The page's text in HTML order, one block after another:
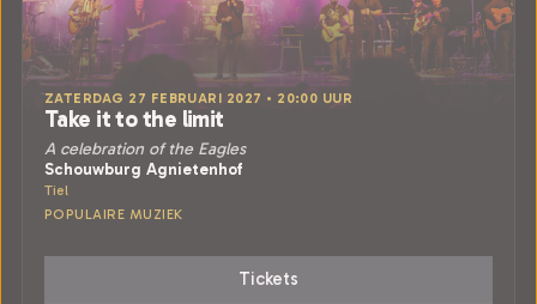
ZATERDAG 27 FEBRUARI 2027 • 20:00 UUR
Take it to the limit
A celebration of the Eagles
Schouwburg Agnietenhof
Tiel
POPULAIRE MUZIEK
Tickets